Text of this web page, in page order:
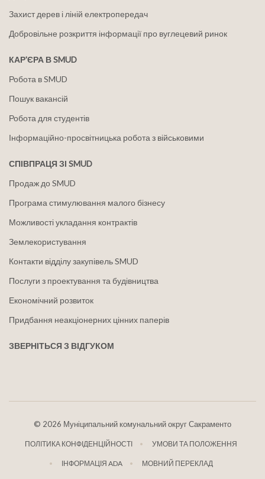
Захист дерев і ліній електропередач
Добровільне розкриття інформації про вуглецевий ринок
КАР'ЄРА В SMUD
Робота в SMUD
Пошук вакансій
Робота для студентів
Інформаційно-просвітницька робота з військовими
СПІВПРАЦЯ ЗІ SMUD
Продаж до SMUD
Програма стимулювання малого бізнесу
Можливості укладання контрактів
Землекористування
Контакти відділу закупівель SMUD
Послуги з проектування та будівництва
Економічний розвиток
Придбання неакціонерних цінних паперів
ЗВЕРНІТЬСЯ З ВІДГУКОМ
© 2026 Муніципальний комунальний округ Сакраменто
ПОЛІТИКА КОНФІДЕНЦІЙНОСТІ УМОВИ ТА ПОЛОЖЕННЯ
ІНФОРМАЦІЯ ADA МОВНИЙ ПЕРЕКЛАД